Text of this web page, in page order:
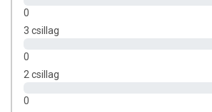
cinnamal, Citronellol, Limonene), növényi
0
3 csillag
0
2 csillag
0